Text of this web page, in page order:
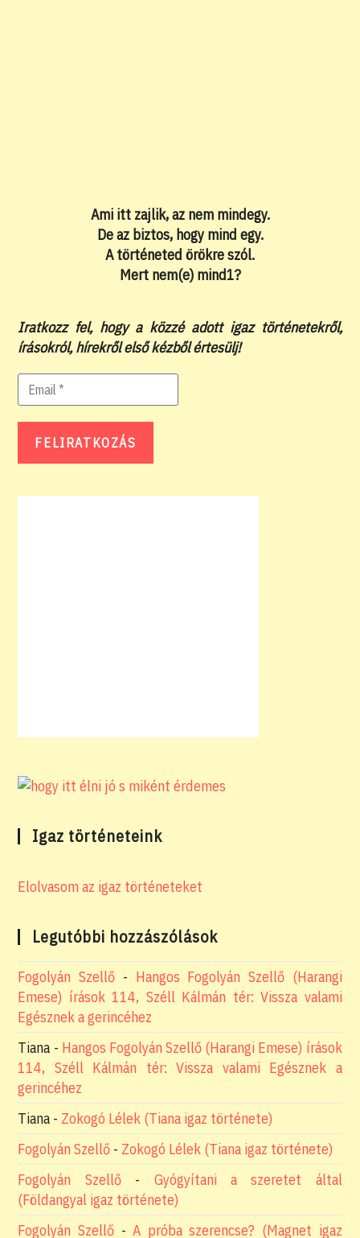
Ami itt zajlik, az nem mindegy.
De az biztos, hogy mind egy.
A történeted örökre szól.
Mert nem(e) mind1?
Iratkozz fel, hogy a közzé adott igaz történetekről,
írásokról, hírekről első kézből értesülj!
Igaz történeteink
Elolvasom az igaz történeteket
Legutóbbi hozzászólások
Fogolyán Szellő - Hangos Fogolyán Szellő (Harangi
Emese) írások 114, Széll Kálmán tér: Vissza valami
Egésznek a gerincéhez
Tiana - Hangos Fogolyán Szellő (Harangi Emese) írások
114, Széll Kálmán tér: Vissza valami Egésznek a
gerincéhez
Tiana - Zokogó Lélek (Tiana igaz története)
Fogolyán Szellő - Zokogó Lélek (Tiana igaz története)
Fogolyán Szellő- Gyógyítani a szeretet által
(Földangyal igaz története)
Fogolyán Szellő -A próba szerencse? (Magnet igaz